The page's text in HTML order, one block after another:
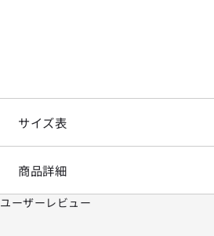
サイズ表
商品詳細
ユーザーレビュー